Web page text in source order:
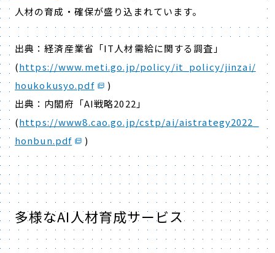
人材の育成・確保が盛り込まれています。
出典：経済産業省「IT人材需給に関する調査」
(https://www.meti.go.jp/policy/it_policy/jinzai/
houkokusyo.pdf
)
出典：内閣府「AI戦略2022」
(https://www8.cao.go.jp/cstp/ai/aistrategy2022_
honbun.pdf
)
多様なAI人材育成サービス